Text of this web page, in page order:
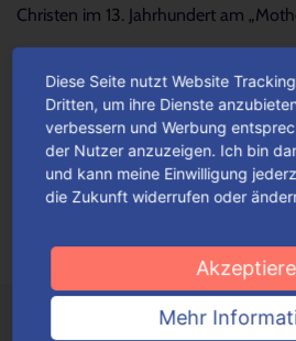
Christen im 13. Jahrhundert am
Die perfekte Präsent-
die beste Mama der
Ob Rosen, Tulpen, Nelken, Lilien
gehören wohl nach wie vor zu den
Diese Seite nutzt Website
Dritten, um ihre Dienste
verbessern und Werbung
der Nutzer anzuzeigen. Ich bin
und kann meine Einwilligung
die Zukunft widerrufen oder
Mehr